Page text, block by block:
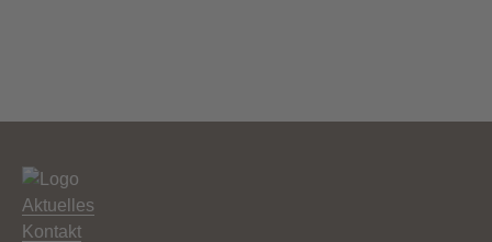
Aktuelles
Kontakt